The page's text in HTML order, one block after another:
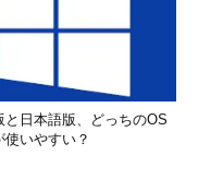
と日本語版、どっちのOS
使いやすい？